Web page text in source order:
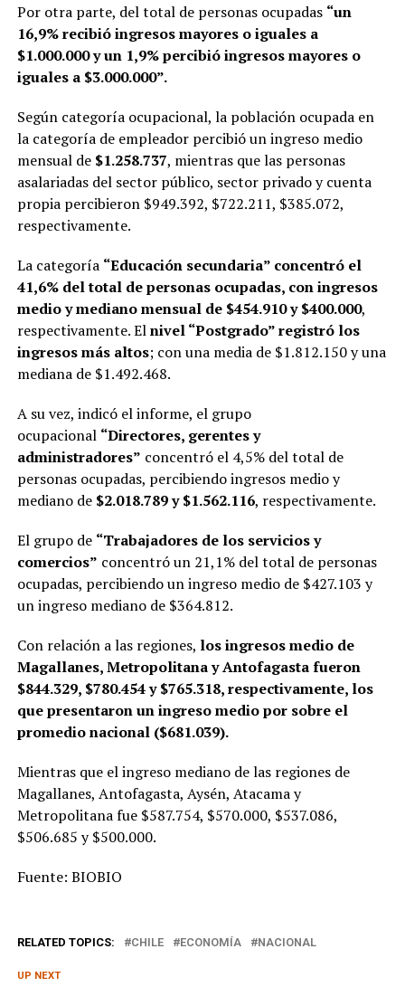
Por otra parte, del total de personas ocupadas “un
16,9% recibió ingresos mayores o iguales a
$1.000.000 y un 1,9% percibió ingresos mayores o
iguales a $3.000.000”.
Según categoría ocupacional, la población ocupada en
la categoría de empleador percibió un ingreso medio
mensual de $1.258.737, mientras que las personas
asalariadas del sector público, sector privado y cuenta
propia percibieron $949.392, $722.211, $385.072,
respectivamente.
La categoría “Educación secundaria” concentró el
41,6% del total de personas ocupadas, con ingresos
medio y mediano mensual de $454.910 y $400.000,
respectivamente. Elnivel “Postgrado” registró los
ingresos más altos; con una media de $1.812.150 y una
mediana de $1.492.468.
A su vez, indicó el informe, el grupo
ocupacional “Directores, gerentes y
administradores” concentró el 4,5% del total de
personas ocupadas, percibiendo ingresos medio y
mediano de $2.018.789 y $1.562.116, respectivamente.
El grupo de “Trabajadores de los servicios y
comercios” concentró un 21,1% del total de personas
ocupadas, percibiendo un ingreso medio de $427.103 y
un ingreso mediano de $364.812.
Con relación a las regiones, los ingresos medio de
Magallanes, Metropolitana y Antofagasta fueron
$844.329, $780.454 y $765.318, respectivamente, los
que presentaron un ingreso medio por sobre el
promedio nacional ($681.039).
Mientras que el ingreso mediano de las regiones de
Magallanes, Antofagasta, Aysén, Atacama y
Metropolitana fue $587.754, $570.000, $537.086,
$506.685 y $500.000.
Fuente: BIOBIO
RELATED TOPICS: CHILE ECONOMÍA NACIONAL
UP NEXT